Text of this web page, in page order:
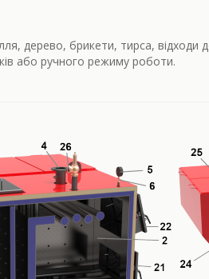
дерево, брикети, тирса, відходи
або ручного режиму роботи.